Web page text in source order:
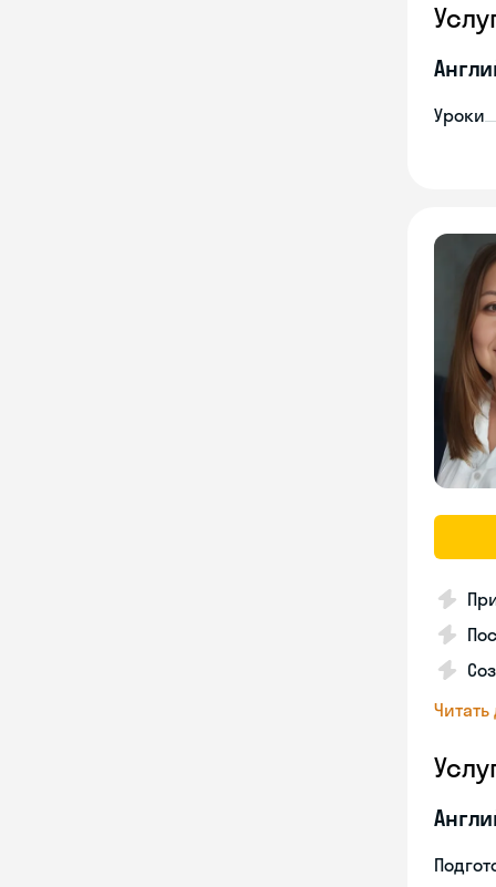
Уроки